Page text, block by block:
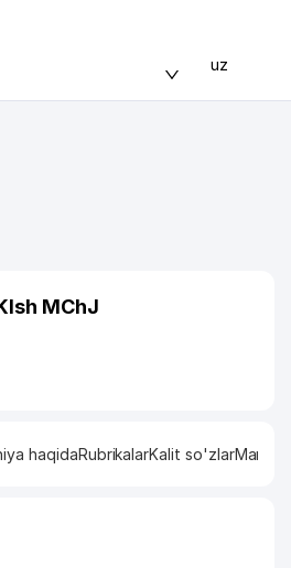
uz
MChJ
haqidaRubrikalarKalit so'zlarManzil